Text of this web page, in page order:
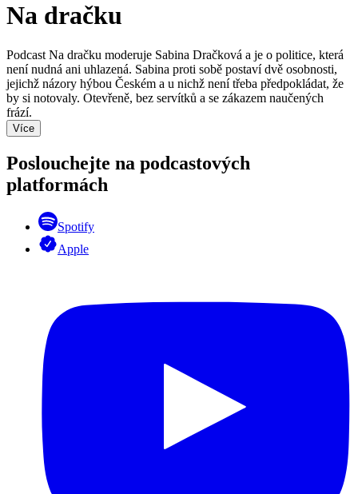
Na dračku
Podcast Na dračku moderuje Sabina Dračková a je o politice, která
není nudná ani uhlazená. Sabina proti sobě postaví dvě osobnosti,
jejichž názory hýbou Českém a u nichž není třeba předpokládat, že
by si notovaly. Otevřeně, bez servítků a se zákazem naučených
frází.
Více
Poslouchejte na podcastových
platformách
Spotify
Apple